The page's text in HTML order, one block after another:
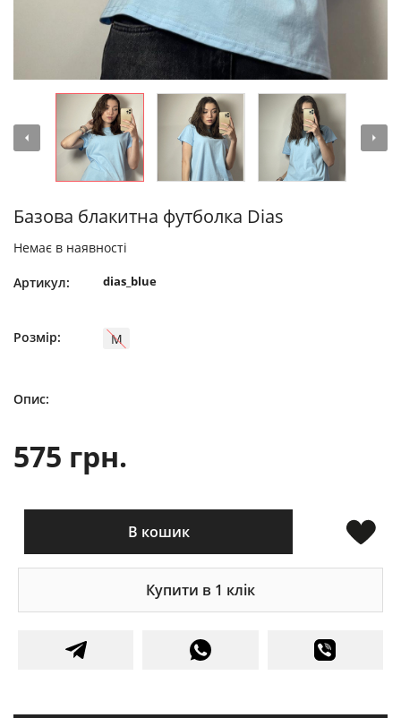
Базова блакитна футболка Dias
Немає в наявності
Артикул: dias_blue
Розмір: M
Опис:
575 грн.
В кошик
Купити в 1 клік